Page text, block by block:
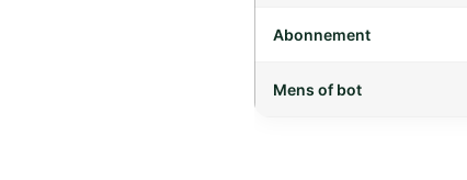
Abonnement
Mens of bot